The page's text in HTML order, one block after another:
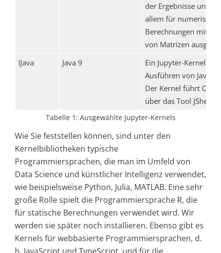
der Ergebnisse und
allem für numerische
Berechnungen mit
von Matrizen
IJava
Java 9
Ein Jupyter-Kernel
Ausführen von Java-
Der Kernel führt Code
über das Tool JShell
Tabelle 1: Ausgewählte Jupyter-Kernels
Wie Sie feststellen können, sind unter den
Kernelbibliotheken typische
Programmiersprachen, die man im Umfeld von
Data Science und künstlicher Intelligenz verwendet,
wie beispielsweise Python, Julia, MATLAB. Eine sehr
große Rolle spielt die Programmiersprache R, die
für statische Berechnungen verwendet wird. Wir
werden sie später noch installieren. Ebenso gibt es
Kernels für webbasierte Programmiersprachen, d.
h. JavaScript und TypeScript, und für die